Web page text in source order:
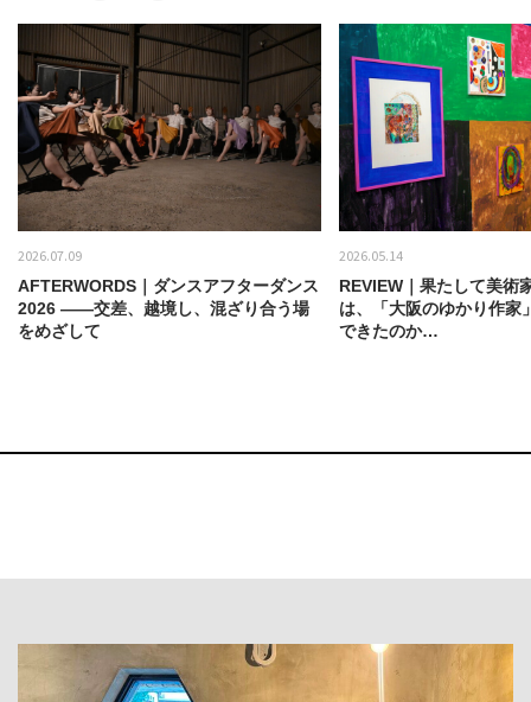
2026.07.09
AFTERWORDS｜ダンスアフターダンス
2026 ——交差、越境し、混ざり合う場
をめざして
2026.05.14
REVIEW｜果たして美術
は、「大阪のゆかり作家
できたのか…